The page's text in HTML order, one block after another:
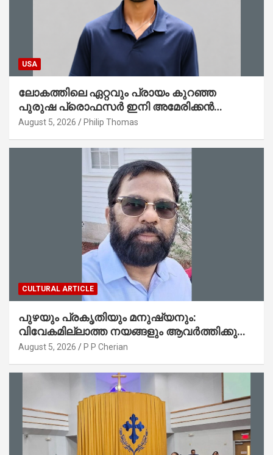
USA
ലോകത്തിലെ ഏറ്റവും പ്രായം കുറഞ്ഞ
പുരുഷ പ്രൊഫസർ ഇനി അമേരിക്കൻ
മലയാളി നേഥൻ തോമസ്
August 5, 2026 Philip Thomas
CULTURAL ARTICLE
പുഴയും പ്രകൃതിയും മനുഷ്യനും:
വിവേകമില്ലാത്ത നയങ്ങളും ആവർത്തിക്കുന്ന
ദുരന്തങ്ങളും : റവ. ജെയിംസ് കെ.
August 5, 2026 P P Cherian